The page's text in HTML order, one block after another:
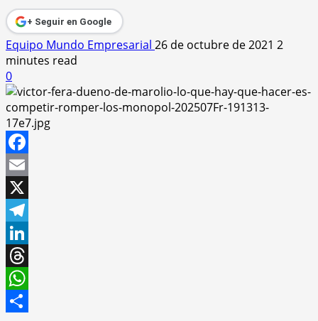
+ Seguir en Google
Equipo Mundo Empresarial 26 de octubre de 2021 2
minutes read
0
Facebook
Email
X
Telegram
LinkedIn
Threads
WhatsApp